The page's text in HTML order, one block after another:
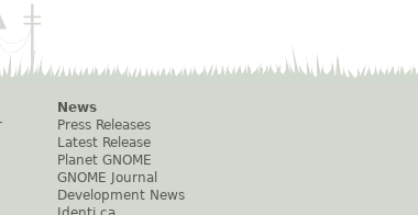
News
Press Releases
Latest Release
Planet GNOME
GNOME Journal
Development News